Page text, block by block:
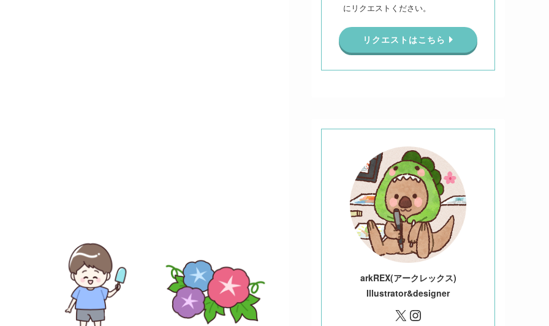
にリクエストください。
リクエストはこちら
arkREX(アークレックス)
Illustrator&designer
X Instagram